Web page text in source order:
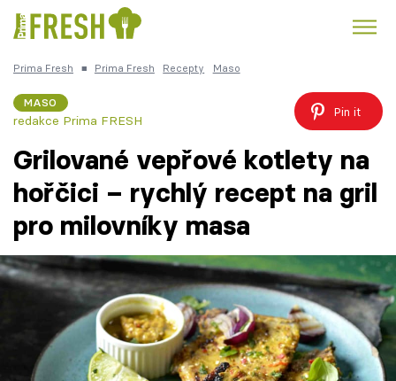
Česká kuchyně Čokoláda
Témata
Recepty
Články
TV Program
Prima Fresh ■ Prima Fresh Recepty Maso
MASO
redakce Prima FRESH
Pin it
Grilované vepřové kotlety na
hořčici – rychlý recept na gril
pro milovníky masa